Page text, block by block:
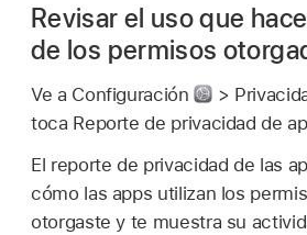
Revisar el uso que
de los permisos
Ve a Configuración
>
toca Reporte de privacidad de
El reporte de privacidad de las
cómo las apps utilizan los
otorgaste y te muestra su